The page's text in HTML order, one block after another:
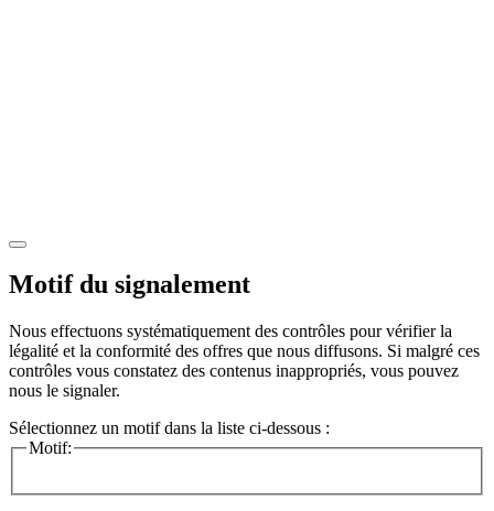
Motif du signalement
Nous effectuons systématiquement des contrôles pour vérifier la
légalité et la conformité des offres que nous diffusons. Si malgré ces
contrôles vous constatez des contenus inappropriés, vous pouvez
nous le signaler.
Sélectionnez un motif dans la liste ci-dessous :
Motif: